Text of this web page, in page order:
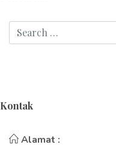
Kontak
Alamat :